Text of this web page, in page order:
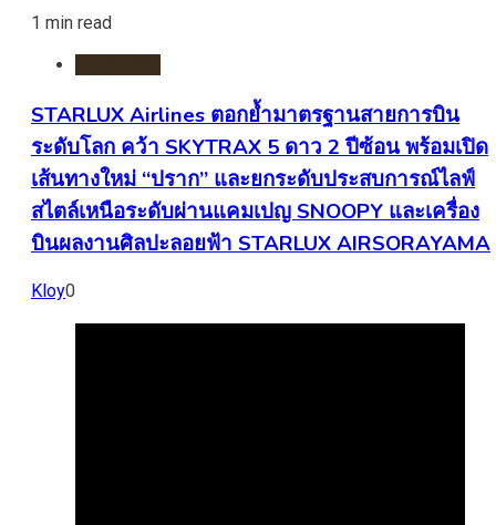
1 min read
STARLUX Airlines ตอกย้ำมาตรฐานสายการบิน
ระดับโลก คว้า SKYTRAX 5 ดาว 2 ปีซ้อน พร้อมเปิด
เส้นทางใหม่ “ปราก” และยกระดับประสบการณ์ไลฟ์
สไตล์เหนือระดับผ่านแคมเปญ SNOOPY และเครื่อง
บินผลงานศิลปะลอยฟ้า STARLUX AIRSORAYAMA
Kloy0